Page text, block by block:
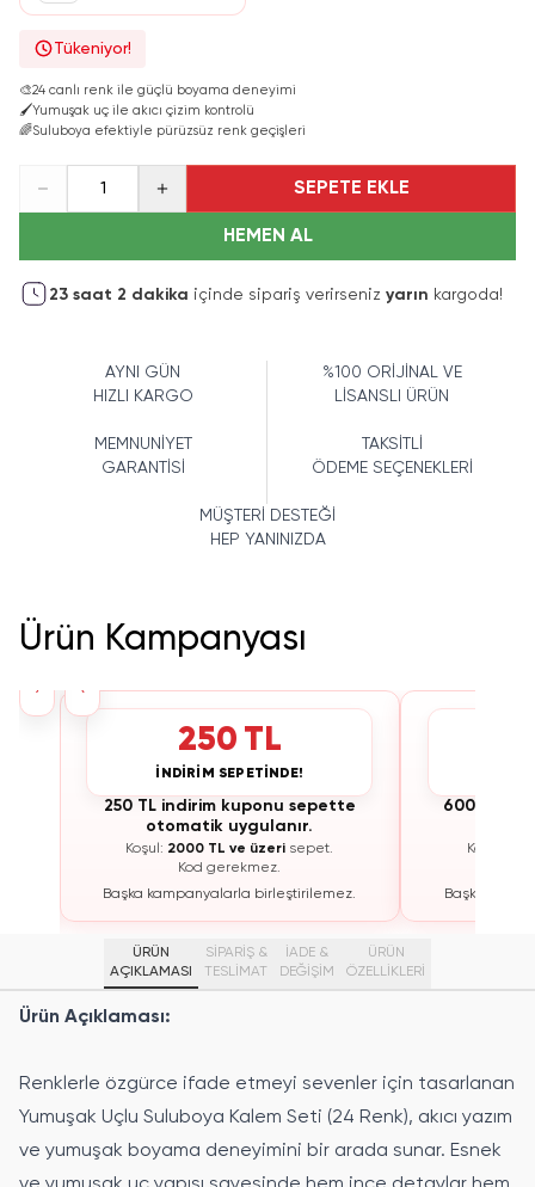
Tükeniyor!
🎨24 canlı renk ile güçlü boyama deneyimi
🖌️Yumuşak uç ile akıcı çizim kontrolü
🌈Suluboya efektiyle pürüzsüz renk geçişleri
1 SEPETE EKLE
HEMEN AL
23 saat 2 dakika içinde sipariş verirseniz yarın kargoda!
AYNI GÜN
HIZLI KARGO
%100 ORİJİNAL VE
LİSANSLI ÜRÜN
MEMNUNİYET
GARANTİSİ
TAKSİTLİ
ÖDEME SEÇENEKLERİ
MÜŞTERİ DESTEĞİ
HEP YANINIZDA
Ürün Kampanyası
‹
›
250 TL
İNDİRİM SEPETİNDE!
250 TL indirim kuponu sepette
otomatik uygulanır.
Koşul: 2000 TL ve üzeri sepet.
Kod gerekmez.
Başka kampanyalarla birleştirilemez.
600 TL
Koşul:
Başka
ÜRÜN
AÇIKLAMASI
SİPARİŞ &
TESLİMAT
İADE &
DEĞİŞİM
ÜRÜN
ÖZELLIKLERI
Ürün Açıklaması:
Renklerle özgürce ifade etmeyi sevenler için tasarlanan
Yumuşak Uçlu Suluboya Kalem Seti (24 Renk), akıcı yazım
ve yumuşak boyama deneyimini bir arada sunar. Esnek